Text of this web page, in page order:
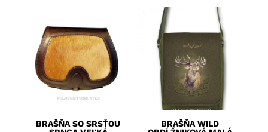
BRAŠŇA SO SRSŤOU
BRAŠŇA WILD